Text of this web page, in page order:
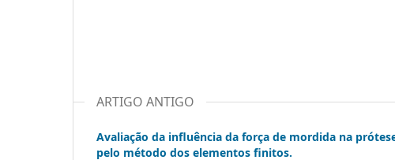
ARTIGO ANTIGO
Avaliação da influência da força de mordida na
pelo método dos elementos finitos.